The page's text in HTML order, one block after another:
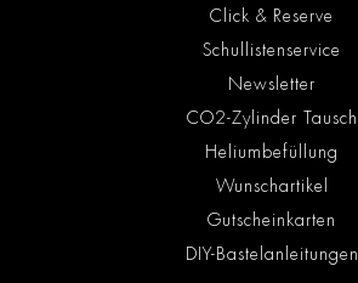
Click & Reserve
Schullistenservice
Newsletter
CO2-Zylinder Tausch
Heliumbefüllung
Wunschartikel
Gutscheinkarten
DIY-Bastelanleitungen